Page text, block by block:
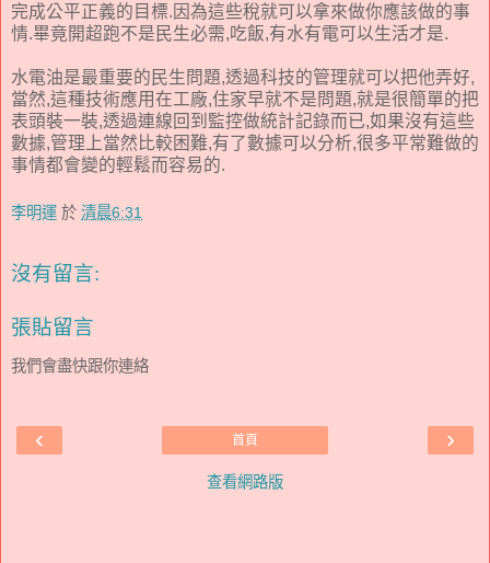
完成公平正義的目標.因為這些稅就可以拿來做你應該做的事
情.畢竟開超跑不是民生必需,吃飯,有水有電可以生活才是.
水電油是最重要的民生問題,透過科技的管理就可以把他弄好,
當然,這種技術應用在工廠,住家早就不是問題,就是很簡單的把
表頭裝一裝,透過連線回到監控做統計記錄而已,如果沒有這些
數據,管理上當然比較困難,有了數據可以分析,很多平常難做的
事情都會變的輕鬆而容易的.
李明運 於 清晨6:31
沒有留言:
張貼留言
我們會盡快跟你連絡
‹ ›
首頁
查看網路版